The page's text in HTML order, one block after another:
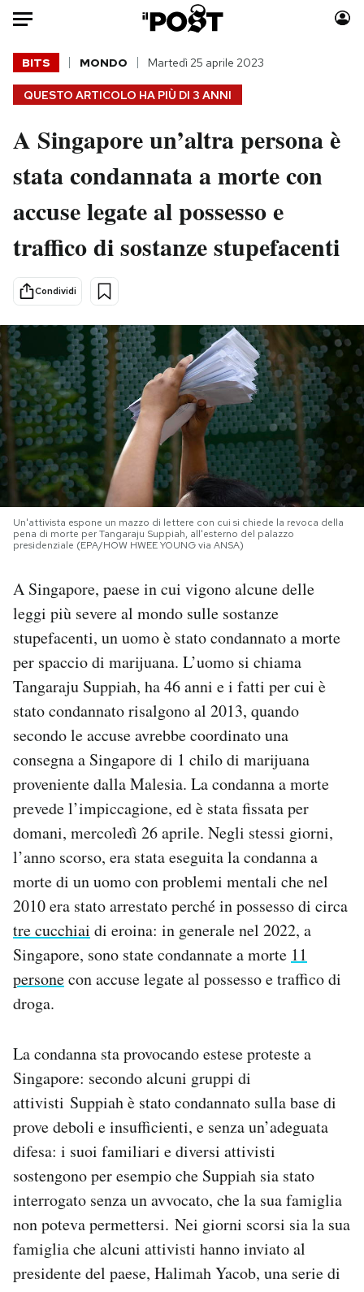
Auto
HOME
Italia
Politica
Tecnologia
Scienza
Cultura
Economia
Sport
Moda
Consumismi
Storie/Idee
Media
Mondiali calcio 2026
PODCAST
NEWSLETTER
I MIEI PREFERITI
CALENDARIO
AREA PERSONALE
Area Personale
Newsletter
Notifiche mobile
Regala il Post
Hai bisogno di aiuto?
Esci
QUESTO ARTICOLO HA PIÙ DI 3 ANNI
BITS MONDO Martedì 25 aprile 2023
A Singapore un’altra persona è
stata condannata a morte con
accuse legate al possesso e
traffico di sostanze stupefacenti
Condividi
Un'attivista espone un mazzo di lettere con cui si chiede la revoca della
pena di morte per Tangaraju Suppiah, all'esterno del palazzo
presidenziale (EPA/HOW HWEE YOUNG via ANSA)
A Singapore, paese in cui vigono alcune delle
leggi più severe al mondo sulle sostanze
stupefacenti, un uomo è stato condannato a morte
per spaccio di marijuana. L’uomo si chiama
Tangaraju Suppiah, ha 46 anni e i fatti per cui è
stato condannato risalgono al 2013, quando
secondo le accuse avrebbe coordinato una
consegna a Singapore di 1 chilo di marijuana
proveniente dalla Malesia. La condanna a morte
prevede l’impiccagione, ed è stata fissata per
domani, mercoledì 26 aprile. Negli stessi giorni,
l’anno scorso, era stata eseguita la condanna a
morte di un uomo con problemi mentali che nel
2010 era stato arrestato perché in possesso di circa
tre cucchiai di eroina: in generale nel 2022, a
Singapore, sono state condannate a morte 11
personecon accuse legate al possesso e traffico di
droga.
La condanna sta provocando estese proteste a
Singapore: secondo alcuni gruppi di
attivisti Suppiah è stato condannato sulla base di
prove deboli e insufficienti, e senza un’adeguata
difesa: i suoi familiari e diversi attivisti
sostengono per esempio che Suppiah sia stato
interrogato senza un avvocato, che la sua famiglia
non poteva permettersi. Nei giorni scorsi sia la sua
famiglia che alcuni attivisti hanno inviato al
presidente del paese, Halimah Yacob, una serie di